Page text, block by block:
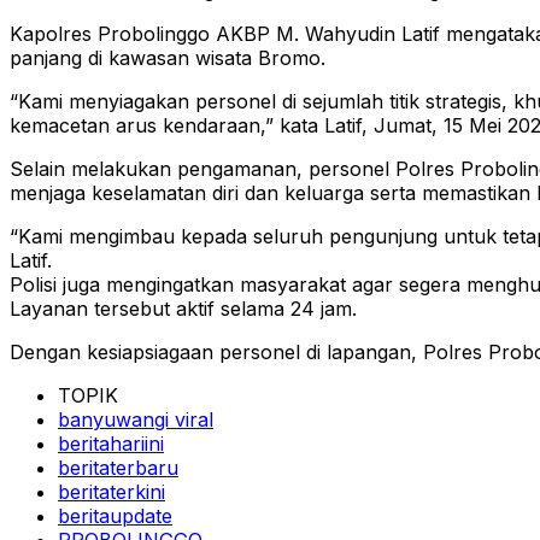
Kapolres Probolinggo AKBP M. Wahyudin Latif
panjang di kawasan wisata Bromo.
“Kami menyiagakan personel di sejumlah titik strategis,
kemacetan arus kendaraan,” kata Latif, Jumat, 15 Mei
Selain melakukan pengamanan, personel Polres
menjaga keselamatan diri dan keluarga serta
“Kami mengimbau kepada seluruh pengunjung untuk
Latif.
Polisi juga mengingatkan masyarakat agar segera
Layanan tersebut aktif selama 24 jam.
Dengan kesiapsiagaan personel di lapangan, Polres
TOPIK
banyuwangi viral
beritahariini
beritaterbaru
beritaterkini
beritaupdate